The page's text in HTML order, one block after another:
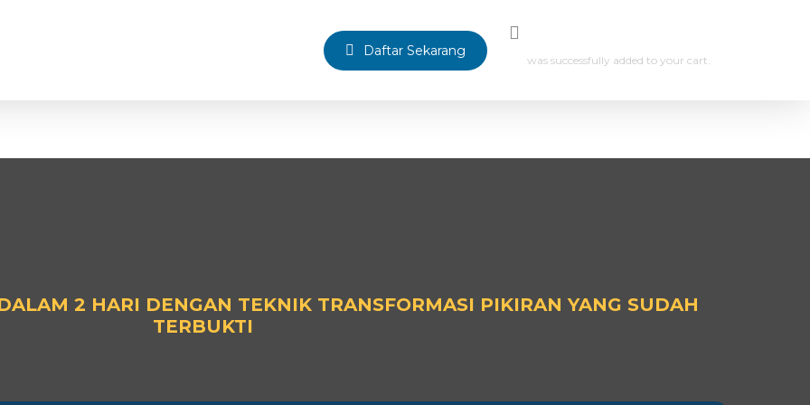
Daftar Sekarang
was successfully added to your cart.
2 HARI DENGAN TEKNIK TRANSFORMASI PIKIRAN YANG SUDAH
TERBUKTI